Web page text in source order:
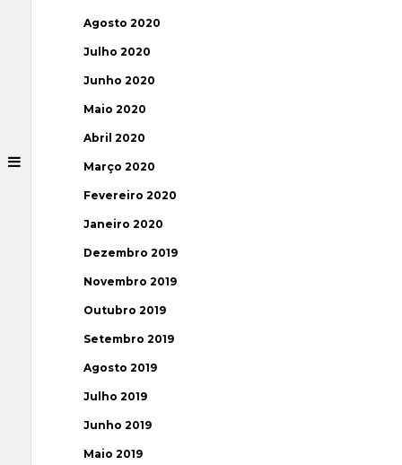
Agosto 2020
Julho 2020
Junho 2020
Maio 2020
Abril 2020
Março 2020
Fevereiro 2020
Janeiro 2020
Dezembro 2019
Novembro 2019
Outubro 2019
Setembro 2019
Agosto 2019
Julho 2019
Junho 2019
Maio 2019